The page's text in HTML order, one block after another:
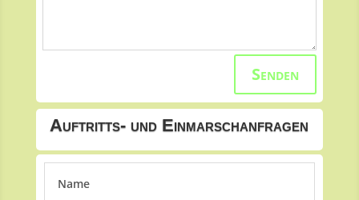
Senden
Auftritts- und Einmarschanfragen